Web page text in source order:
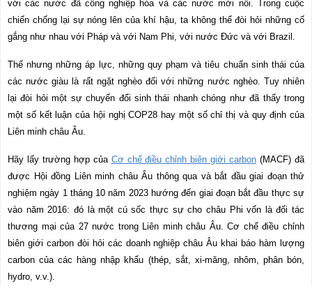
với các nước đã công nghiệp hóa và các nước mới nổi. Trong cuộc
chiến chống lại sự nóng lên của khí hậu, ta không thể đòi hỏi những cố
gắng như nhau với Pháp và với Nam Phi, với nước Đức và với Brazil.
Thế nhưng những áp lực, những quy phạm và tiêu chuẩn sinh thái của
các nước giàu là rất ngặt nghèo đối với những nước nghèo. Tuy nhiên
lại đòi hỏi một sự chuyển đổi sinh thái nhanh chóng như đã thấy trong
một số kết luận của hội nghị COP28 hay một số chỉ thị và quy định của
Liên minh châu Âu.
Hãy lấy trường hợp của Cơ chế điều chỉnh biên giới carbon (MACF) đã
được Hội đồng Liên minh châu Âu thông qua và bắt đầu giai đoạn thử
nghiệm ngày 1 tháng 10 năm 2023 hướng đến giai đoạn bắt đầu thực sự
vào năm 2016: đó là một cú sốc thực sự cho châu Phi vốn là đối tác
thương mại của 27 nước trong Liên minh châu Âu. Cơ chế điều chỉnh
biên giới carbon đòi hỏi các doanh nghiệp châu Âu khai báo hàm lượng
carbon của các hàng nhập khẩu (thép, sắt, xi-măng, nhôm, phân bón,
hydro, v.v.).